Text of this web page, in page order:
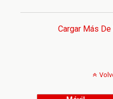
Cargar Más